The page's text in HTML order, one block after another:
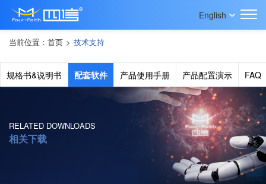
English
当前位置： 首页 > 技术支持
规格书&说明书 配套软件 产品使用手册 产品配置演示 FAQ
RELATED DOWNLOADS
相关下载